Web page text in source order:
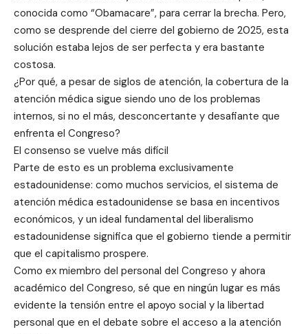
conocida como “Obamacare”, para cerrar la brecha. Pero,
como se desprende del cierre del gobierno de 2025, esta
solución estaba lejos de ser perfecta y era bastante
costosa.
¿Por qué, a pesar de siglos de atención, la cobertura de la
atención médica sigue siendo uno de los problemas
internos, si no el más, desconcertante y desafiante que
enfrenta el Congreso?
El consenso se vuelve más difícil
Parte de esto es un problema exclusivamente
estadounidense: como muchos servicios, el sistema de
atención médica estadounidense se basa en incentivos
económicos, y un ideal fundamental del liberalismo
estadounidense significa que el gobierno tiende a permitir
que el capitalismo prospere.
Como ex miembro del personal del Congreso y ahora
académico del Congreso, sé que en ningún lugar es más
evidente la tensión entre el apoyo social y la libertad
personal que en el debate sobre el acceso a la atención